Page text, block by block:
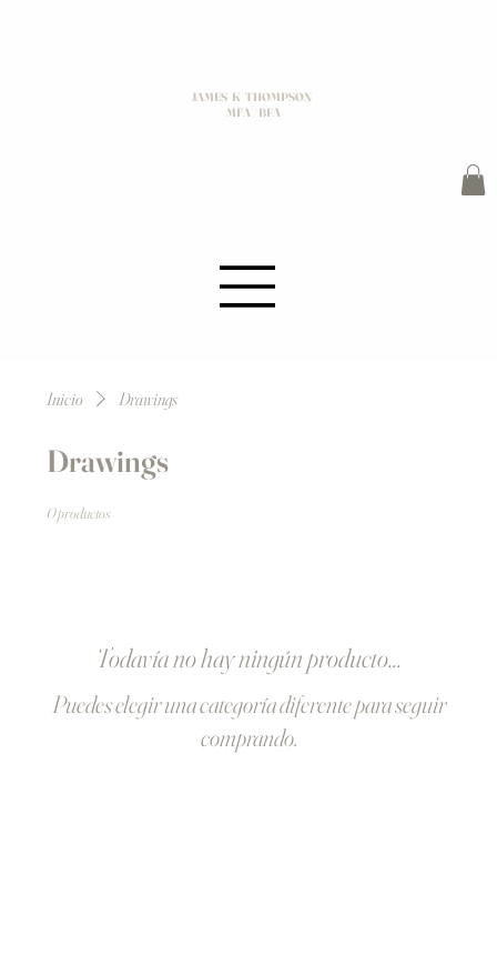
JAMES K THOMPSON
MFA / BFA
Inicio Drawings
Drawings
0 productos
Todavía no hay ningún producto...
Puedes elegir una categoría diferente para seguir
comprando.